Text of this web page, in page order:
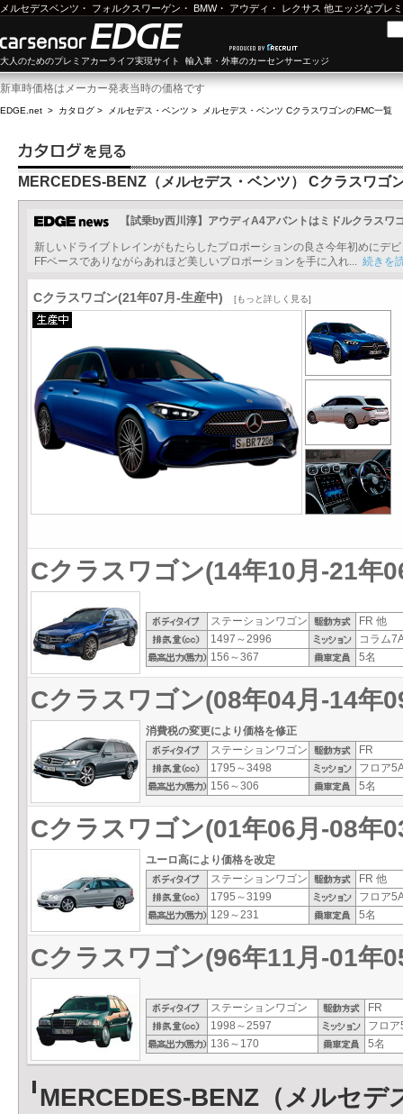
メルセデスベンツ ・ フォルクスワーゲン ・ BMW・ アウディ ・ レクサス 他エッジなプレ
大人のためのプレミアカーライフ実現サイト 輸入車・外車のカーセンサーエッジ
新車時価格はメーカー発表当時の価格です
EDGE.net > カタログ > メルセデス・ベンツ > メルセデス・ベンツ CクラスワゴンのFMC一覧
MERCEDES-BENZ（メルセデス・ベンツ） Cクラスワゴ
【試乗by西川淳】アウディA4アバントはミドルクラスワ
新しいドライブトレインがもたらしたプロポーションの良さ今年初めにデ
FFベースでありながらあれほど美しいプロポーションを手に入れ... 続きを
Cクラスワゴン(21年07月-生産中) [もっと詳しく見る]
Cクラスワゴン(14年10月-21年
ステーションワゴン
FR 他
1497～2996
コラム
156～367
5名
Cクラスワゴン(08年04月-14年
消費税の変更により価格を修正
ステーションワゴン
FR
1795～3498
フロア
156～306
5名
Cクラスワゴン(01年06月-08年
ユーロ高により価格を改定
ステーションワゴン
FR 他
1795～3199
フロア
129～231
5名
Cクラスワゴン(96年11月-01年
ステーションワゴン
FR
1998～2597
フロア
136～170
5名
MERCEDES-BENZ（メルセデ